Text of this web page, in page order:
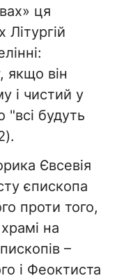
ця
Літургій
якщо він
і чистий у
"всі будуть
Євсевія
єпископа
проти того,
на
–
і Феоктиста